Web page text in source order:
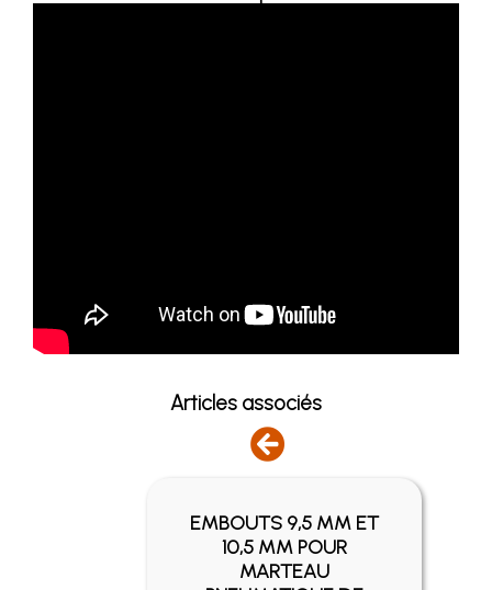
Articles associés
EMBOUTS 9,5 MM ET
10,5 MM POUR
MARTEAU